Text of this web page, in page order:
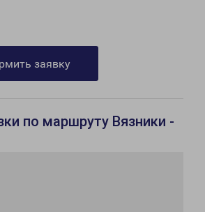
заявку
по маршруту Вязники -